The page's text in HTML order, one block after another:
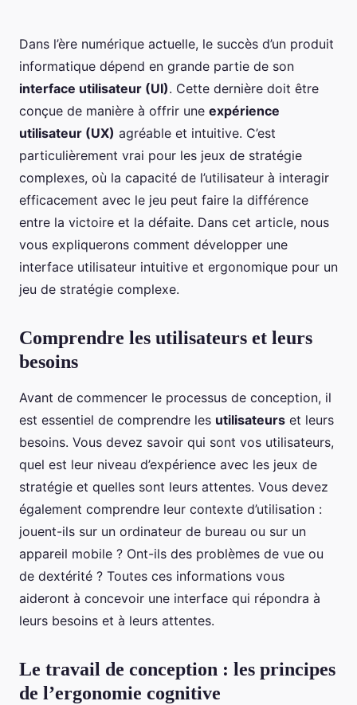
Dans l’ère numérique actuelle, le succès d’un produit
informatique dépend en grande partie de son
interface utilisateur (UI). Cette dernière doit être
conçue de manière à offrir une expérience
utilisateur (UX) agréable et intuitive. C’est
particulièrement vrai pour les jeux de stratégie
complexes, où la capacité de l’utilisateur à interagir
efficacement avec le jeu peut faire la différence
entre la victoire et la défaite. Dans cet article, nous
vous expliquerons comment développer une
interface utilisateur intuitive et ergonomique pour un
jeu de stratégie complexe.
Comprendre les utilisateurs et leurs
besoins
Avant de commencer le processus de conception, il
est essentiel de comprendre les utilisateurs et leurs
besoins. Vous devez savoir qui sont vos utilisateurs,
quel est leur niveau d’expérience avec les jeux de
stratégie et quelles sont leurs attentes. Vous devez
également comprendre leur contexte d’utilisation :
jouent-ils sur un ordinateur de bureau ou sur un
appareil mobile ? Ont-ils des problèmes de vue ou
de dextérité ? Toutes ces informations vous
aideront à concevoir une interface qui répondra à
leurs besoins et à leurs attentes.
Le travail de conception : les principes
de l’ergonomie cognitive